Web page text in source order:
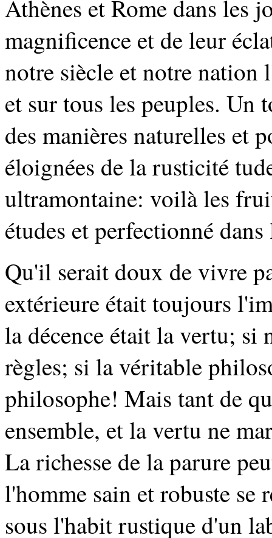
Athènes et Rome dans les
magnificence et de leur
notre siècle et notre nation
et sur tous les peuples. Un
des manières naturelles et
éloignées de la rusticité
ultramontaine: voilà les
études et perfectionné
Qu'il serait doux de vivre
extérieure était toujours
la décence était la vertu; si
règles; si la véritable
philosophe! Mais tant de
ensemble, et la vertu ne
La richesse de la parure
l'homme sain et robuste se
sous l'habit rustique d'un